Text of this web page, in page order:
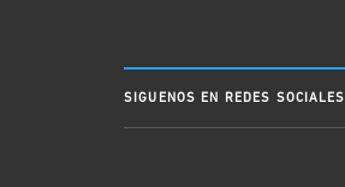
SIGUENOS EN REDES SOCIALES